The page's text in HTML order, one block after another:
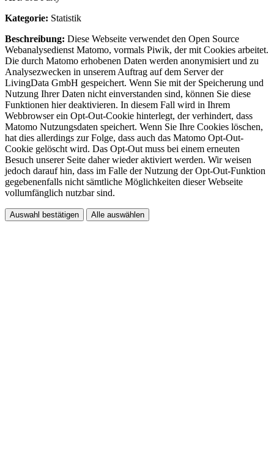
Kategorie: Statistik
Beschreibung: Diese Webseite verwendet den Open Source
Webanalysedienst Matomo, vormals Piwik, der mit Cookies arbeitet.
Die durch Matomo erhobenen Daten werden anonymisiert und zu
Analysezwecken in unserem Auftrag auf dem Server der
LivingData GmbH gespeichert. Wenn Sie mit der Speicherung und
Nutzung Ihrer Daten nicht einverstanden sind, können Sie diese
Funktionen hier deaktivieren. In diesem Fall wird in Ihrem
Webbrowser ein Opt-Out-Cookie hinterlegt, der verhindert, dass
Matomo Nutzungsdaten speichert. Wenn Sie Ihre Cookies löschen,
hat dies allerdings zur Folge, dass auch das Matomo Opt-Out-
Cookie gelöscht wird. Das Opt-Out muss bei einem erneuten
Besuch unserer Seite daher wieder aktiviert werden. Wir weisen
jedoch darauf hin, dass im Falle der Nutzung der Opt-Out-Funktion
gegebenenfalls nicht sämtliche Möglichkeiten dieser Webseite
vollumfänglich nutzbar sind.
Auswahl bestätigen Alle auswählen